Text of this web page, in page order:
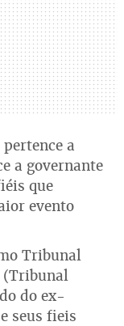
a
a governante
que
evento
Tribunal
(Tribunal
do ex-
seus fieis